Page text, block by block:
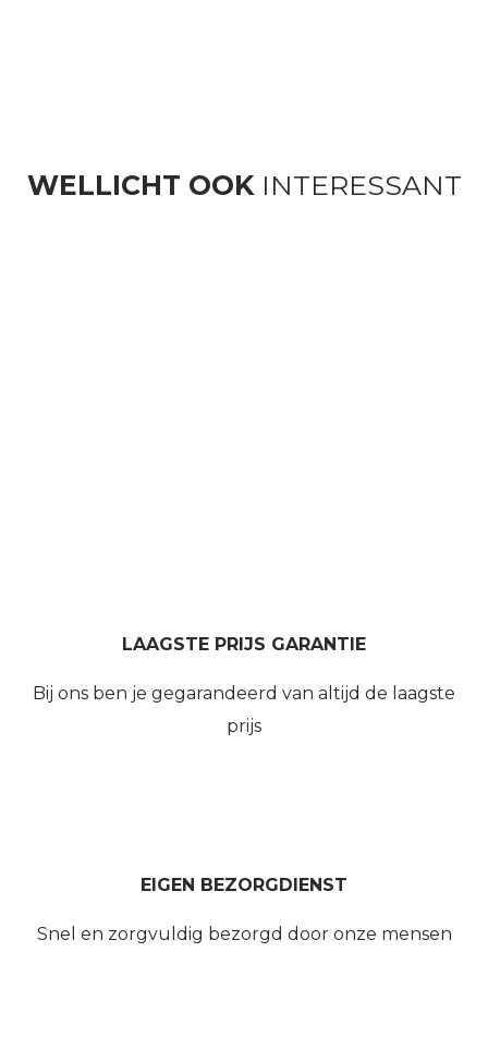
WELLICHT OOKINTERESSANT
LAAGSTE PRIJS GARANTIE
Bij ons ben je gegarandeerd van altijd de laagste
prijs
EIGEN BEZORGDIENST
Snel en zorgvuldig bezorgd door onze mensen